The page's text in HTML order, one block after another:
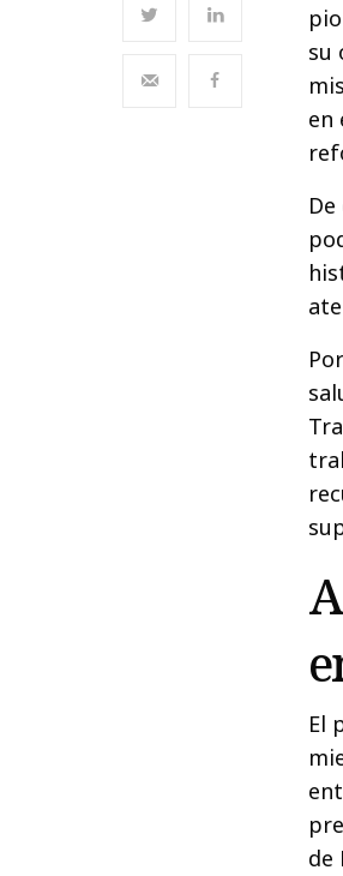
su
en
El
de